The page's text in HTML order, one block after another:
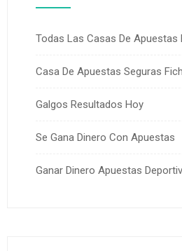
Todas Las Casas De Apuestas
Casa De Apuestas Seguras
Galgos Resultados Hoy
Se Gana Dinero Con Apuestas
Ganar Dinero Apuestas